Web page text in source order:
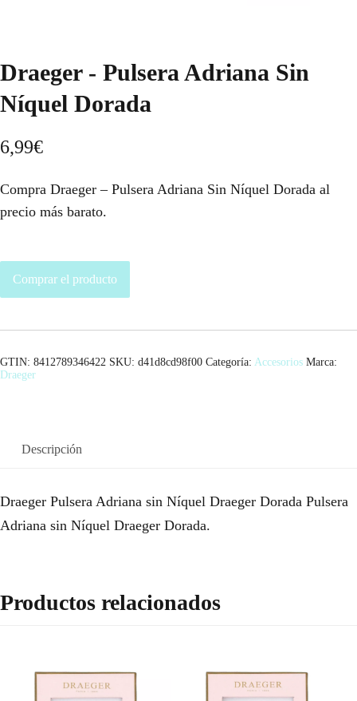
Draeger - Pulsera Adriana Sin
Níquel Dorada
6,99€
Compra Draeger – Pulsera Adriana Sin Níquel Dorada al
precio más barato.
Comprar el producto
GTIN: 8412789346422 SKU: d41d8cd98f00 Categoría: Accesorios Marca:
Draeger
Descripción
Draeger Pulsera Adriana sin Níquel Draeger Dorada Pulsera
Adriana sin Níquel Draeger Dorada.
Productos relacionados